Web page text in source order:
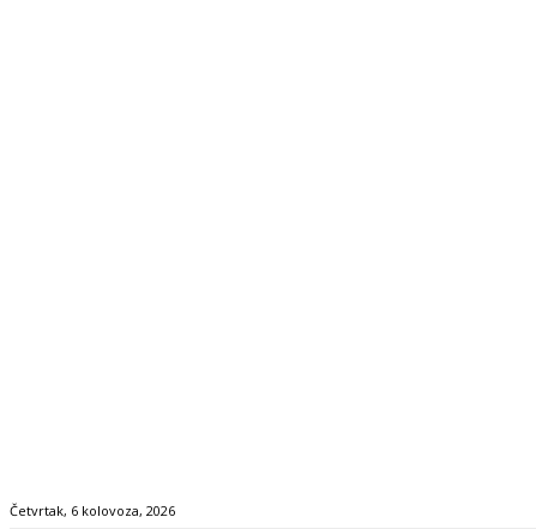
Četvrtak, 6 kolovoza, 2026